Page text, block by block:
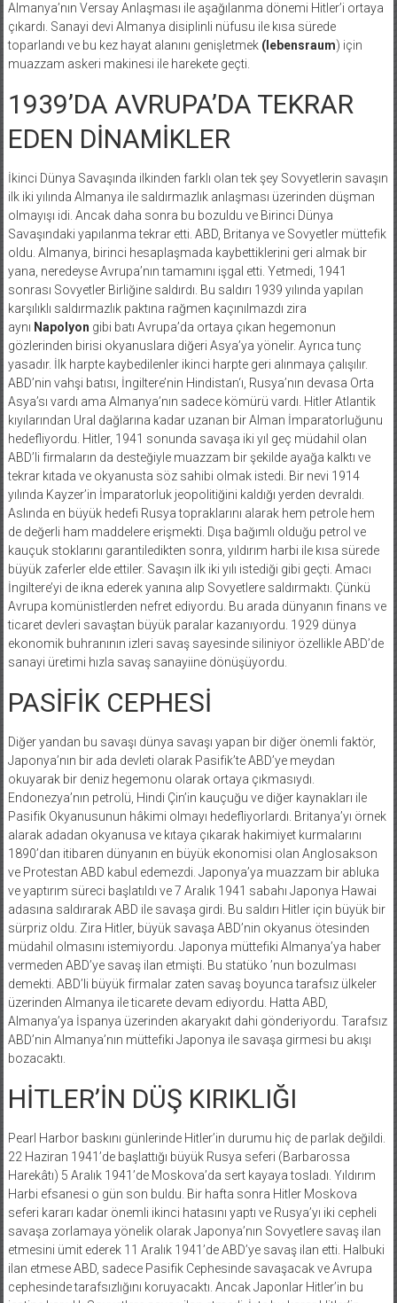
Almanya’nın Versay Anlaşması ile aşağılanma dönemi Hitler’i ortaya
çıkardı. Sanayi devi Almanya disiplinli nüfusu ile kısa sürede
toparlandı ve bu kez hayat alanını genişletmek (lebensraum) için
muazzam askeri makinesi ile harekete geçti.
1939’DA AVRUPA’DA TEKRAR
EDEN DİNAMİKLER
İkinci Dünya Savaşında ilkinden farklı olan tek şey Sovyetlerin savaşın
ilk iki yılında Almanya ile saldırmazlık anlaşması üzerinden düşman
olmayışı idi. Ancak daha sonra bu bozuldu ve Birinci Dünya
Savaşındaki yapılanma tekrar etti. ABD, Britanya ve Sovyetler müttefik
oldu. Almanya, birinci hesaplaşmada kaybettiklerini geri almak bir
yana, neredeyse Avrupa’nın tamamını işgal etti. Yetmedi, 1941
sonrası Sovyetler Birliğine saldırdı. Bu saldırı 1939 yılında yapılan
karşılıklı saldırmazlık paktına rağmen kaçınılmazdı zira
aynı Napolyon gibi batı Avrupa’da ortaya çıkan hegemonun
gözlerinden birisi okyanuslara diğeri Asya’ya yönelir. Ayrıca tunç
yasadır. İlk harpte kaybedilenler ikinci harpte geri alınmaya çalışılır.
ABD’nin vahşi batısı, İngiltere’nin Hindistan‘ı, Rusya’nın devasa Orta
Asya’sı vardı ama Almanya’nın sadece kömürü vardı. Hitler Atlantik
kıyılarından Ural dağlarına kadar uzanan bir Alman İmparatorluğunu
hedefliyordu. Hitler, 1941 sonunda savaşa iki yıl geç müdahil olan
ABD’li firmaların da desteğiyle muazzam bir şekilde ayağa kalktı ve
tekrar kıtada ve okyanusta söz sahibi olmak istedi. Bir nevi 1914
yılında Kayzer’in İmparatorluk jeopolitiğini kaldığı yerden devraldı.
Aslında en büyük hedefi Rusya topraklarını alarak hem petrole hem
de değerli ham maddelere erişmekti. Dışa bağımlı olduğu petrol ve
kauçuk stoklarını garantiledikten sonra, yıldırım harbi ile kısa sürede
büyük zaferler elde ettiler. Savaşın ilk iki yılı istediği gibi geçti. Amacı
İngiltere’yi de ikna ederek yanına alıp Sovyetlere saldırmaktı. Çünkü
Avrupa komünistlerden nefret ediyordu. Bu arada dünyanın finans ve
ticaret devleri savaştan büyük paralar kazanıyordu. 1929 dünya
ekonomik buhranının izleri savaş sayesinde siliniyor özellikle ABD’de
sanayi üretimi hızla savaş sanayiine dönüşüyordu.
PASİFİK CEPHESİ
Diğer yandan bu savaşı dünya savaşı yapan bir diğer önemli faktör,
Japonya’nın bir ada devleti olarak Pasifik’te ABD’ye meydan
okuyarak bir deniz hegemonu olarak ortaya çıkmasıydı.
Endonezya’nın petrolü, Hindi Çin’in kauçuğu ve diğer kaynakları ile
Pasifik Okyanusunun hâkimi olmayı hedefliyorlardı. Britanya’yı örnek
alarak adadan okyanusa ve kıtaya çıkarak hakimiyet kurmalarını
1890’dan itibaren dünyanın en büyük ekonomisi olan Anglosakson
ve Protestan ABD kabul edemezdi. Japonya’ya muazzam bir abluka
ve yaptırım süreci başlatıldı ve 7 Aralık 1941 sabahı Japonya Hawai
adasına saldırarak ABD ile savaşa girdi. Bu saldırı Hitler için büyük bir
sürpriz oldu. Zira Hitler, büyük savaşa ABD’nin okyanus ötesinden
müdahil olmasını istemiyordu. Japonya müttefiki Almanya’ya haber
vermeden ABD’ye savaş ilan etmişti. Bu statüko ’nun bozulması
demekti. ABD’li büyük firmalar zaten savaş boyunca tarafsız ülkeler
üzerinden Almanya ile ticarete devam ediyordu. Hatta ABD,
Almanya’ya İspanya üzerinden akaryakıt dahi gönderiyordu. Tarafsız
ABD’nin Almanya’nın müttefiki Japonya ile savaşa girmesi bu akışı
bozacaktı.
HİTLER’İN DÜŞ KIRIKLIĞI
Pearl Harbor baskını günlerinde Hitler’in durumu hiç de parlak değildi.
22 Haziran 1941’de başlattığı büyük Rusya seferi (Barbarossa
Harekâtı) 5 Aralık 1941’de Moskova’da sert kayaya tosladı. Yıldırım
Harbi efsanesi o gün son buldu. Bir hafta sonra Hitler Moskova
seferi kararı kadar önemli ikinci hatasını yaptı ve Rusya’yı iki cepheli
savaşa zorlamaya yönelik olarak Japonya’nın Sovyetlere savaş ilan
etmesini ümit ederek 11 Aralık 1941’de ABD’ye savaş ilan etti. Halbuki
ilan etmese ABD, sadece Pasifik Cephesinde savaşacak ve Avrupa
cephesinde tarafsızlığını koruyacaktı. Ancak Japonlar Hitler’in bu